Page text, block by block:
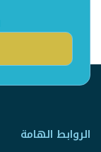
الروابط الهامة